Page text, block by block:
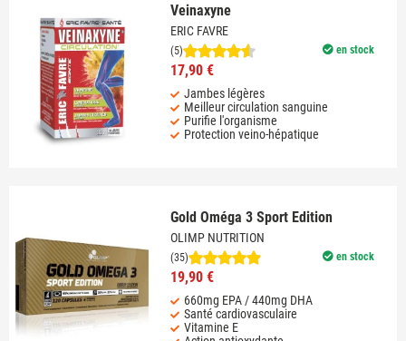
Veinaxyne
ERIC FAVRE
en stock
(5)
17,90 €
Jambes légères
Meilleur circulation sanguine
Purifie l'organisme
Protection veino-hépatique
Gold Oméga 3 Sport Edition
OLIMP NUTRITION
en stock
(35)
19,90 €
660mg EPA / 440mg DHA
Santé cardiovasculaire
Vitamine E